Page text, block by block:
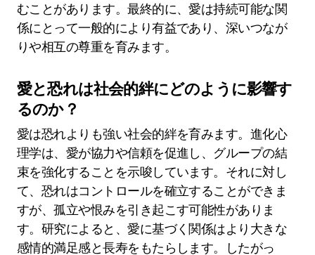
むことがあります。最終的に、愛は持続可能な関
係にとって一般的により有益であり、深いつなが
りや相互の尊重を育みます。
愛と恐れは社会的絆にどのように影響す
るのか？
愛は恐れよりも強い社会的絆を育みます。進化心
理学は、愛が協力や信頼を促進し、グループの結
束を強化することを示唆しています。それに対し
て、恐れはコントロールを確立することができま
すが、孤立や恨みを引き起こす可能性がありま
す。研究によると、愛に基づく関係はより大きな
感情的満足感と長寿をもたらします。したがっ